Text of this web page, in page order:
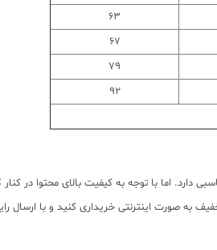
63
67
79
92
اما با توجه به کیفیت بالای محتوا در
به صورت اینترنتی خریداری کنید و با ارسال